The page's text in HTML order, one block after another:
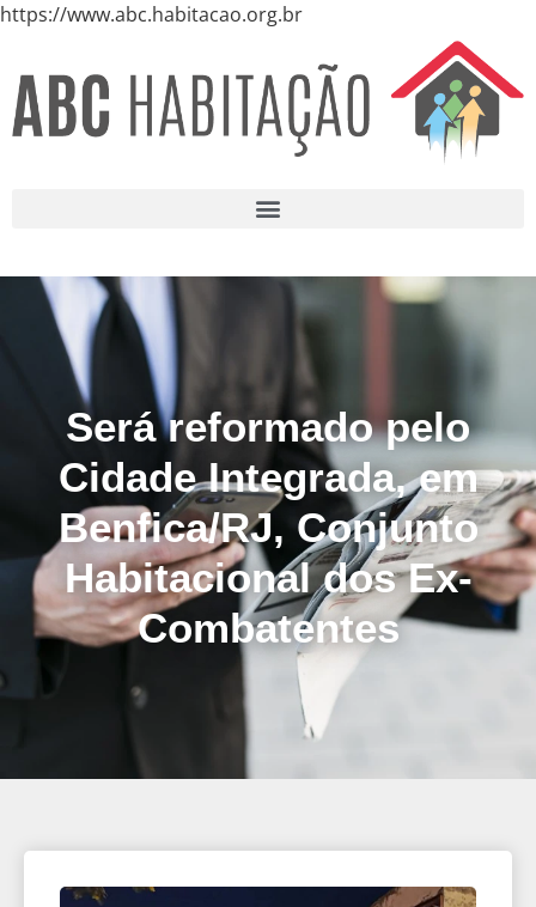
https://www.abc.habitacao.org.br
Será reformado pelo
Cidade Integrada, em
Benfica/RJ, Conjunto
Habitacional dos Ex-
Combatentes